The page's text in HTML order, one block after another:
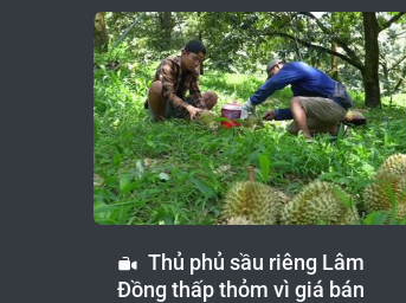
Thủ phủ sầu riêng Lâm
Đồng thấp thỏm vì giá bán